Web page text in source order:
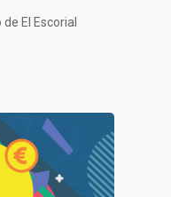
El Escorial